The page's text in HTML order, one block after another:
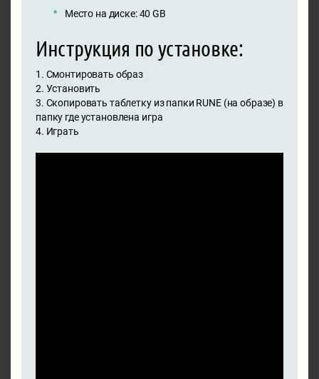
Место на диске: 40 GB
Инструкция по установке:
1. Смонтировать образ
2. Установить
3. Скопировать таблетку из папки RUNE (на образе) в
папку где установлена игра
4. Играть